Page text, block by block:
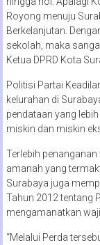
Royong menuju
Berkelanjutan.
sekolah, maka
Ketua DPRD Kota
Politisi Partai
kelurahan di
pendataan yang
miskin dan miskin
Terlebih
amanah yang
Surabaya juga
Tahun 2012 tentang
mengamanatkan
“Melalui Perda